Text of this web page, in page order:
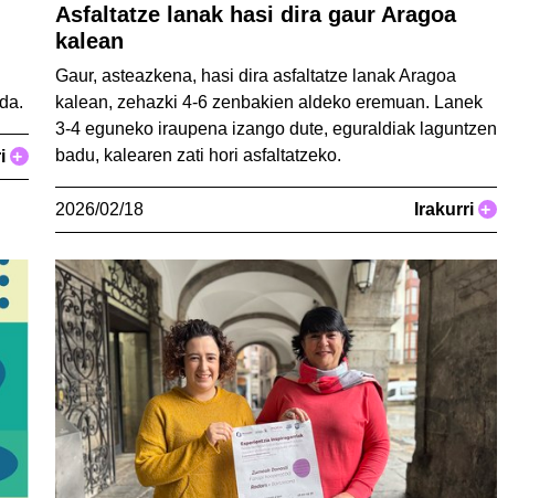
+
Asfaltatze lanak hasi dira gaur Aragoa
kalean
Gaur, asteazkena, hasi dira asfaltatze lanak Aragoa
kalean, zehazki 4-6 zenbakien aldeko eremuan. Lanek
3-4 eguneko iraupena izango dute, eguraldiak laguntzen
badu, kalearen zati hori asfaltatzeko.
2026/02/18 Irakurri +